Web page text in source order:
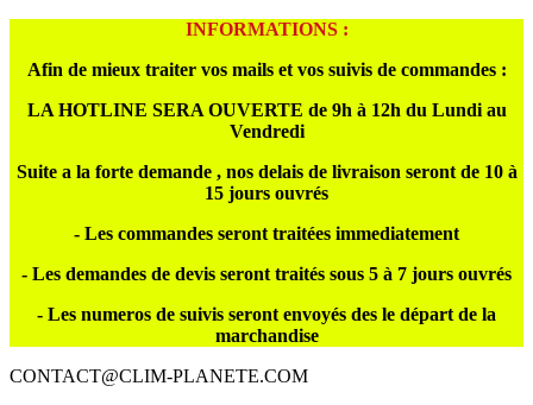
INFORMATIONS :
Afin de mieux traiter vos mails et vos suivis de commandes :
LA HOTLINE SERA OUVERTE de 9h à 12h du Lundi au
Vendredi
Suite a la forte demande , nos delais de livraison seront de 10 à
15 jours ouvrés
- Les commandes seront traitées immediatement
- Les demandes de devis seront traités sous 5 à 7 jours ouvrés
- Les numeros de suivis seront envoyés des le départ de la
marchandise
CONTACT@CLIM-PLANETE.COM